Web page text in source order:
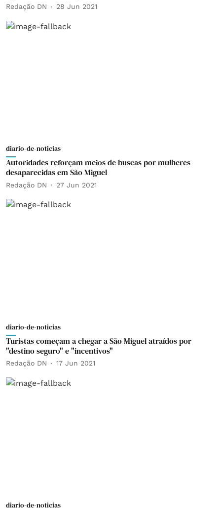
Redação DN 28 Jun 2021
diario-de-noticias
Autoridades reforçam meios de buscas por mulheres
desaparecidas em São Miguel
Redação DN 27 Jun 2021
diario-de-noticias
Turistas começam a chegar a São Miguel atraídos por
"destino seguro" e "incentivos"
Redação DN 17 Jun 2021
diario-de-noticias